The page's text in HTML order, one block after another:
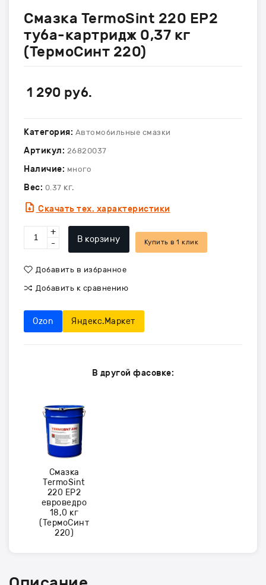
Смазка TermoSint 220 EP2
туба-картридж 0,37 кг
(ТермоСинт 220)
1 290 руб.
Категория: Автомобильные смазки
Артикул: 26820037
Наличие: много
Вес: 0.37 кг.
Скачать тех. характеристики
+
-
В корзину Купить в 1 клик
Добавить в избранное
Добавить к сравнению
Ozon Яндекс.Маркет
В другой фасовке:
Смазка
TermoSint
220 EP2
евроведро
18,0 кг
(ТермоСинт
220)